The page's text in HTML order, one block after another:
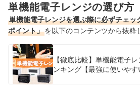
単機能電子レンジの選び方
単機能電子レンジを選ぶ際に必ずチェッ
ポイント」を以下のコンテンツから抜粋
【徹底比較】単機能電子
ンキング【最強に使いやす